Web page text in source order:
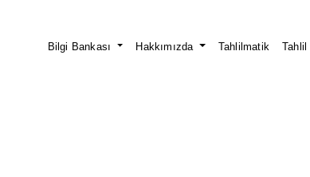
Bilgi Bankası Hakkımızda Tahlilmatik Tahlil